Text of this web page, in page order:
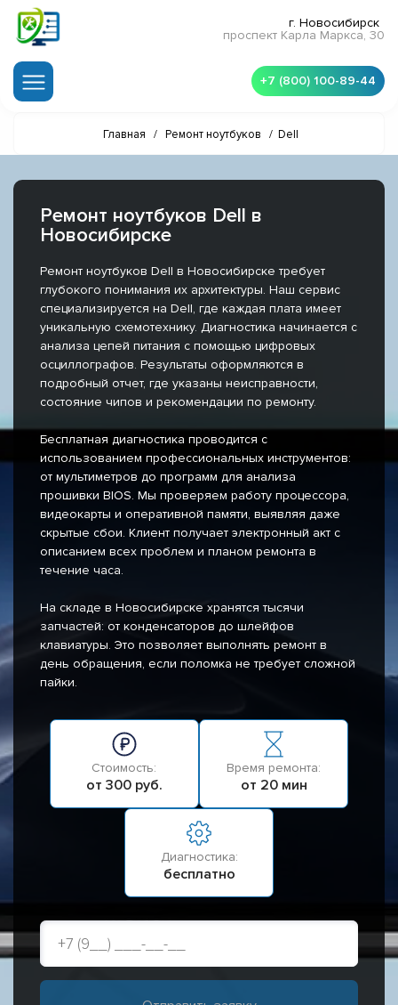
г. Новосибирск
проспект Карла Маркса, 30
+7 (800) 100-89-44
Главная / Ремонт ноутбуков / Dell
Ремонт ноутбуков Dell в
Новосибирске
Ремонт ноутбуков Dell в Новосибирске требует
глубокого понимания их архитектуры. Наш сервис
специализируется на Dell, где каждая плата имеет
уникальную схемотехнику. Диагностика начинается с
анализа цепей питания с помощью цифровых
осциллографов. Результаты оформляются в
подробный отчет, где указаны неисправности,
состояние чипов и рекомендации по ремонту.
Бесплатная диагностика проводится с
использованием профессиональных инструментов:
от мультиметров до программ для анализа
прошивки BIOS. Мы проверяем работу процессора,
видеокарты и оперативной памяти, выявляя даже
скрытые сбои. Клиент получает электронный акт с
описанием всех проблем и планом ремонта в
течение часа.
На складе в Новосибирске хранятся тысячи
запчастей: от конденсаторов до шлейфов
клавиатуры. Это позволяет выполнять ремонт в
день обращения, если поломка не требует сложной
пайки.
Стоимость:
от 300 руб.
Время ремонта:
от 20 мин
Диагностика:
бесплатно